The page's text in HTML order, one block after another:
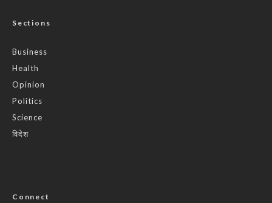
Sections
Business
Health
Opinion
Politics
Science
विदेश
Connect